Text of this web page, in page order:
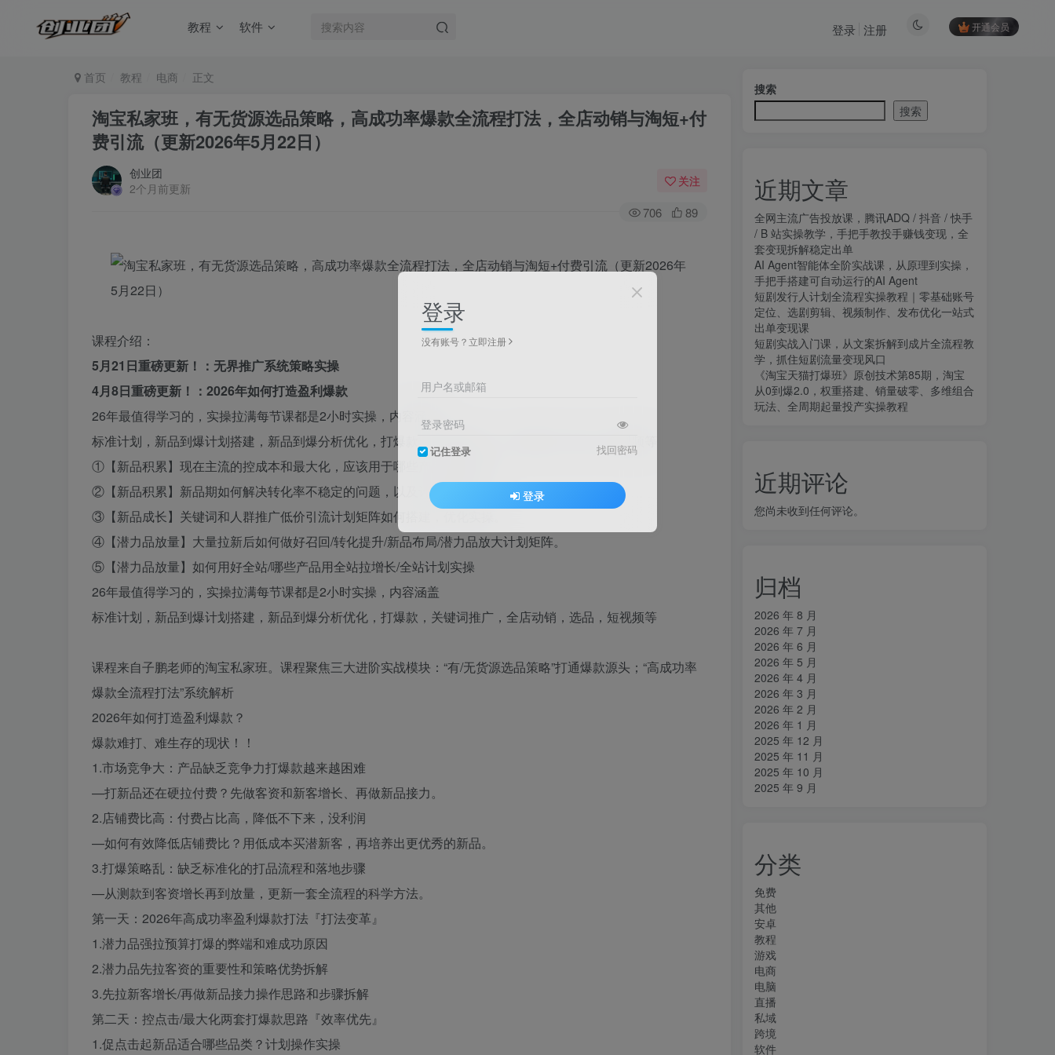
教程 软件 开通会员
登录 注册
首页 教程 电商 正文
淘宝私家班，有无货源选品策略，高成功率爆款全流程打法，全店动销与淘短+付
费引流（更新2026年5月22日）
创业团
2个月前更新
关注
706 89
课程介绍：
5月21日重磅更新！：无界推广系统策略实操
4月8日重磅更新！：2026年如何打造盈利爆款
26年最值得学习的，实操拉满每节课都是2小时实操，内容涵盖
标准计划，新品到爆计划搭建，新品到爆分析优化，打爆款，关键词推广，全店动销，选品，短视频等
①【新品积累】现在主流的控成本和最大化，应该用于哪些产品效果更好。
②【新品积累】新品期如何解决转化率不稳定的问题，以及计划的配合。
③【新品成长】关键词和人群推广低价引流计划矩阵如何搭建，优化实操。
④【潜力品放量】大量拉新后如何做好召回/转化提升/新品布局/潜力品放大计划矩阵。
⑤【潜力品放量】如何用好全站/哪些产品用全站拉增长/全站计划实操
26年最值得学习的，实操拉满每节课都是2小时实操，内容涵盖
标准计划，新品到爆计划搭建，新品到爆分析优化，打爆款，关键词推广，全店动销，选品，短视频等
课程来自子鹏老师的淘宝私家班。课程聚焦三大进阶实战模块：“有/无货源选品策略”打通爆款源头；“高成功率
爆款全流程打法”系统解析
2026年如何打造盈利爆款？
爆款难打、难生存的现状！！
1.市场竞争大：产品缺乏竞争力打爆款越来越困难
—打新品还在硬拉付费？先做客资和新客增长、再做新品接力。
2.店铺费比高：付费占比高，降低不下来，没利润
—如何有效降低店铺费比？用低成本买潜新客，再培养出更优秀的新品。
3.打爆策略乱：缺乏标准化的打品流程和落地步骤
—从测款到客资增长再到放量，更新一套全流程的科学方法。
第一天：2026年高成功率盈利爆款打法『打法变革』
1.潜力品强拉预算打爆的弊端和难成功原因
2.潜力品先拉客资的重要性和策略优势拆解
3.先拉新客增长/再做新品接力操作思路和步骤拆解
第二天：控点击/最大化两套打爆款思路『效率优先』
1.促点击起新品适合哪些品类？计划操作实操
搜索
搜索
近期文章
全网主流广告投放课，腾讯ADQ / 抖音 / 快手
/ B 站实操教学，手把手教投手赚钱变现，全
套变现拆解稳定出单
AI Agent智能体全阶实战课，从原理到实操，
手把手搭建可自动运行的AI Agent
短剧发行人计划全流程实操教程｜零基础账号
定位、选剧剪辑、视频制作、发布优化一站式
出单变现课​
短剧实战入门课，从文案拆解到成片全流程教
学，抓住短剧流量变现风口
《淘宝天猫打爆班》原创技术第85期，淘宝
从0到爆2.0，权重搭建、销量破零、多维组合
玩法、全周期起量投产实操教程
近期评论
您尚未收到任何评论。
归档
2026 年 8 月
2026 年 7 月
2026 年 6 月
2026 年 5 月
2026 年 4 月
2026 年 3 月
2026 年 2 月
2026 年 1 月
2025 年 12 月
2025 年 11 月
2025 年 10 月
2025 年 9 月
分类
免费
其他
安卓
教程
游戏
电商
电脑
直播
私域
跨境
软件
登录
没有账号？立即注册
用户名或邮箱
登录密码
记住登录 找回密码
登录